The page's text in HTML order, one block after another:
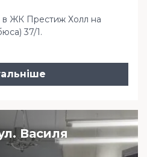
в ЖК Престиж Холл на
37/1.
Василя